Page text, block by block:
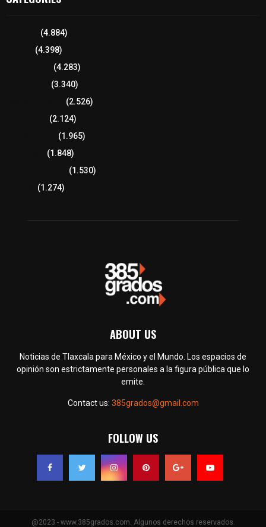
(4.884)
(4.398)
(4.283)
(3.340)
(2.526)
(2.124)
(1.965)
(1.848)
(1.530)
(1.274)
ABOUT US
Noticias de Tlaxcala para México y el Mundo. Los espacios de
opinión son estrictamente personales a la figura pública que lo
emite.
Contact us: 385grados@gmail.com
FOLLOW US
@2023 - www.385grados.com. Algunos derechos reservados.